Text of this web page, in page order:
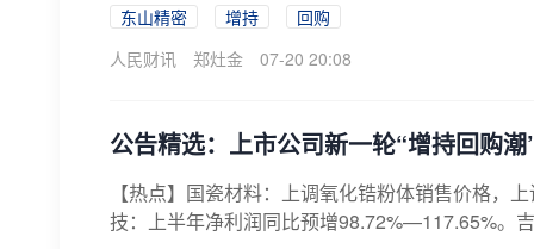
东山精密 增持
回购
人民财讯
郑灶金 07-20 20:08
公告精选：上市公司新一轮“增持回购
【热点】国瓷材料：上调氧化锆粉体销售价格
技：上半年净利润同比预增98.72%—117.65%。